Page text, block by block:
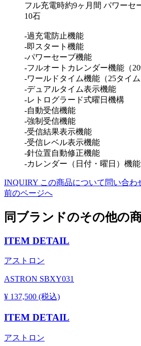
フル充電時約9ヶ月間 パワーセ
10石
-過充電防止機能
-即スタート機能
-パワーセーブ機能
-フルオートカレンダー機能（
-ワールドタイム機能（25タイム
-デュアルタイム表示機能
-レトログラード式曜日機構
-自動受信機能
-強制受信機能
-受信結果表示機能
-受信レベル表示機能
-針位置自動修正機能
-カレンダー（日付・曜日）機能
INQUIRY この商品について問い合わ
前のページへ
同ブランドのその他の
ITEM DETAIL
アストロン
ASTRON SBXY031
¥ 137,500 (税込)
ITEM DETAIL
アストロン